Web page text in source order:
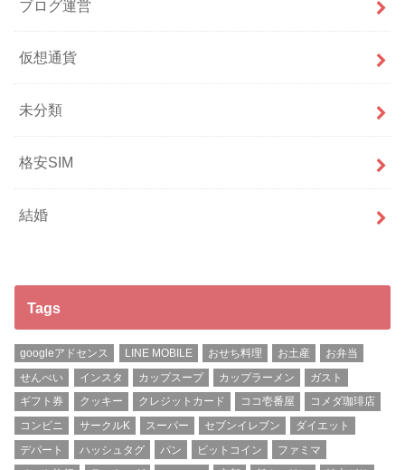
ブログ運営
仮想通貨
未分類
格安SIM
結婚
Tags
googleアドセンス LINE MOBILE おせち料理 お土産
お弁当
せんべい
インスタ カップスープ カップラーメン
ガスト
ギフト券
クッキー クレジットカード ココ壱番屋
コメダ珈琲店
コンビニ
サークルK スーパー セブンイレブン
ダイエット
デパート
ハッシュタグ パン ビットコイン
ファミマ